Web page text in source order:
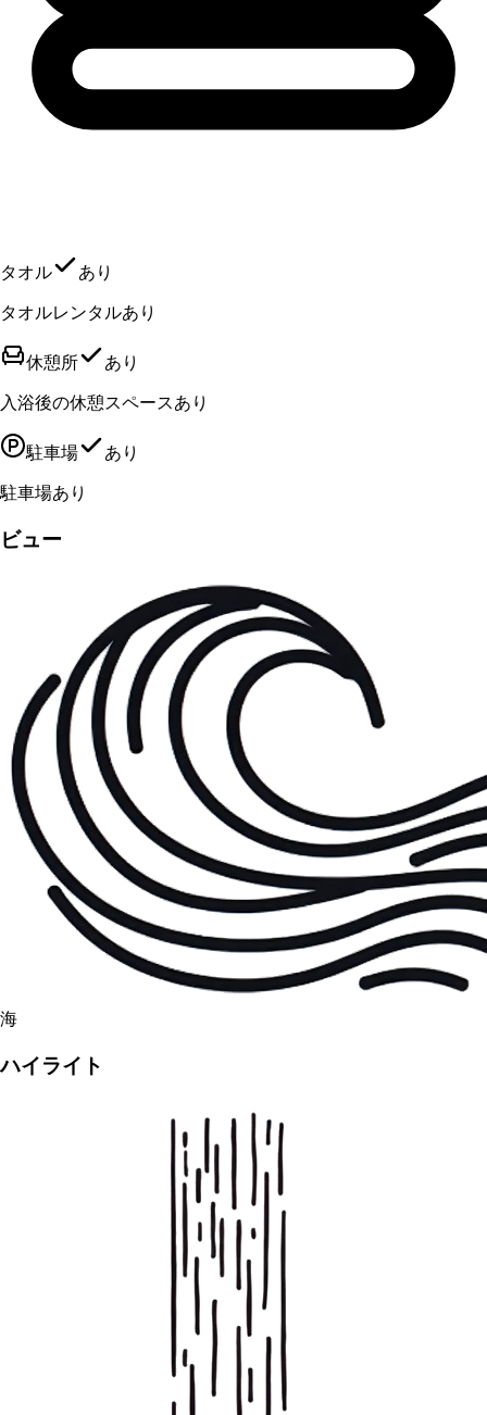
タオル あり
タオルレンタルあり
休憩所 あり
入浴後の休憩スペースあり
駐車場 あり
駐車場あり
ビュー
海
ハイライト